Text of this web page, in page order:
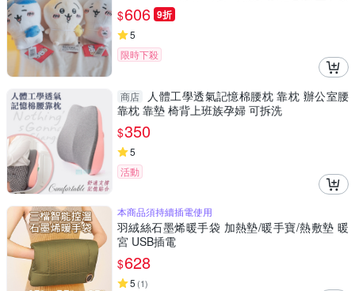
必備 療癒
$606 9折
5
限時下殺
商店
人體工學透氣記憶棉腰枕 靠枕 辦公室腰
靠枕 靠墊 椅背上班族孕婦 可拆洗
$350
5
活動
本商品須持續插電使用
羽絨絲石墨烯暖手袋 加熱墊/暖手寶/熱敷墊 暖
宮 USB插電
$628
5 (1)